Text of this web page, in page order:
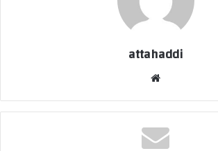
attahaddi
الوي
ب